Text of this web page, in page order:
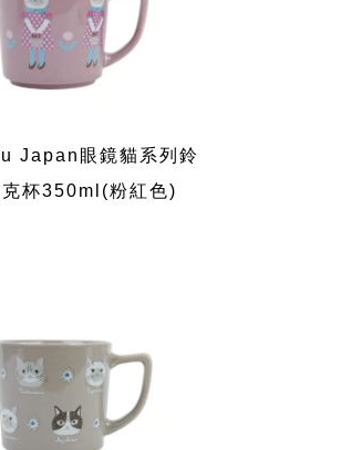
Japan眼鏡貓系列鈴
杯350ml(粉紅色)